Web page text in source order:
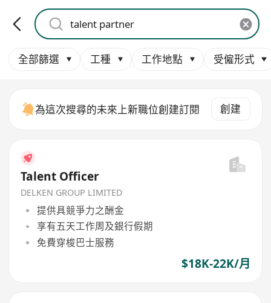
全部篩選 工種 工作地點 受僱形式
為這次搜尋的未來上新職位創建訂閱 創建
Talent Officer
DELKEN GROUP LIMITED
提供具競爭力之酬金
享有五天工作周及銀行假期
免費穿梭巴士服務
$18K-22K/月